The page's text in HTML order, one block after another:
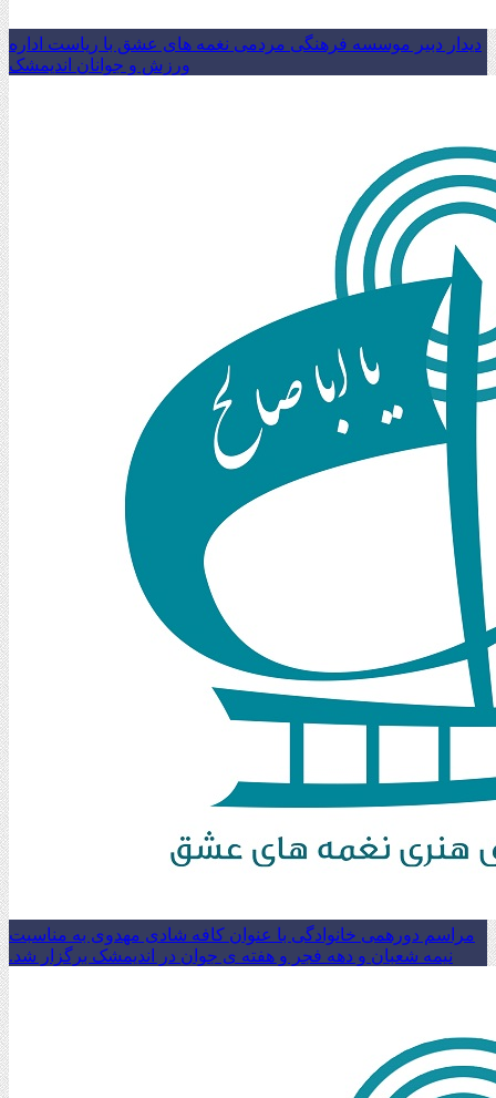
دیدار دبیر موسسه فرهنگی مردمی نغمه های عشق با ریاست اداره
ورزش و جوانان اندیمشک
مراسم دورهمی خانوادگی با عنوان کافه شادی مهدوی به مناسبت
نیمه شعبان و دهه فجر و هفته ی جوان در اندیمشک برگزار شد.